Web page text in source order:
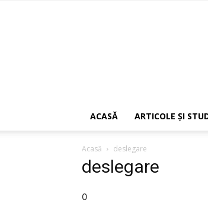
ACASĂ ARTICOLE ŞI
Acasă deslegare
deslegare
0